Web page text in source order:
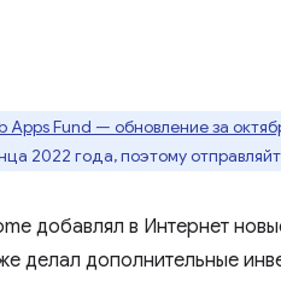
Fund — обновление за
2022 года, поэтому
добавлял в Интернет
делал дополнительные